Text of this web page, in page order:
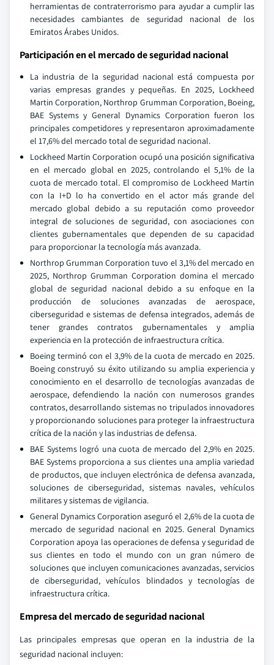
herramientas de contraterrorismo para ayudar a cumplir las
necesidades cambiantes de seguridad nacional de los
Emiratos Árabes Unidos.
Participación en el mercado de seguridad nacional
La industria de la seguridad nacional está compuesta por
varias empresas grandes y pequeñas. En 2025, Lockheed
Martin Corporation, Northrop Grumman Corporation, Boeing,
BAE Systems y General Dynamics Corporation fueron los
principales competidores y representaron aproximadamente
el 17,6% del mercado total de seguridad nacional.
Lockheed Martin Corporation ocupó una posición significativa
en el mercado global en 2025, controlando el 5,1% de la
cuota de mercado total. El compromiso de Lockheed Martin
con la I+D lo ha convertido en el actor más grande del
mercado global debido a su reputación como proveedor
integral de soluciones de seguridad, con asociaciones con
clientes gubernamentales que dependen de su capacidad
para proporcionar la tecnología más avanzada.
Northrop Grumman Corporation tuvo el 3,1% del mercado en
2025, Northrop Grumman Corporation domina el mercado
global de seguridad nacional debido a su enfoque en la
producción de soluciones avanzadas de aerospace,
ciberseguridad e sistemas de defensa integrados, además de
tener grandes contratos gubernamentales y amplia
experiencia en la protección de infraestructura crítica.
Boeing terminó con el 3,9% de la cuota de mercado en 2025.
Boeing construyó su éxito utilizando su amplia experiencia y
conocimiento en el desarrollo de tecnologías avanzadas de
aerospace, defendiendo la nación con numerosos grandes
contratos, desarrollando sistemas no tripulados innovadores
y proporcionando soluciones para proteger la infraestructura
crítica de la nación y las industrias de defensa.
BAE Systems logró una cuota de mercado del 2,9% en 2025.
BAE Systems proporciona a sus clientes una amplia variedad
de productos, que incluyen electrónica de defensa avanzada,
soluciones de ciberseguridad, sistemas navales, vehículos
militares y sistemas de vigilancia.
General Dynamics Corporation aseguró el 2,6% de la cuota de
mercado de seguridad nacional en 2025. General Dynamics
Corporation apoya las operaciones de defensa y seguridad de
sus clientes en todo el mundo con un gran número de
soluciones que incluyen comunicaciones avanzadas, servicios
de ciberseguridad, vehículos blindados y tecnologías de
infraestructura crítica.
Empresa del mercado de seguridad nacional
Las principales empresas que operan en la industria de la
seguridad nacional incluyen: